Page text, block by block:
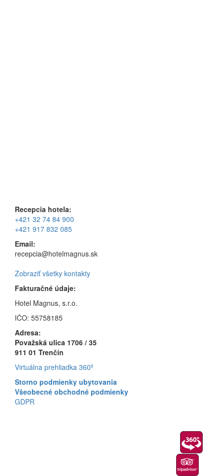
Recepcia hotela:
+421 32 74 84 900
+421 917 832 085
Email:
recepcia@hotelmagnus.sk
Zobraziť všetky kontakty
Fakturačné údaje:
Hotel Magnus, s.r.o.
IČO: 55758185
Adresa:
Považská ulica 1706 / 35
911 01 Trenčín
Virtuálna prehliadka 360º
Storno podmienky ubytovania
Všeobecné obchodné podmienky
GDPR